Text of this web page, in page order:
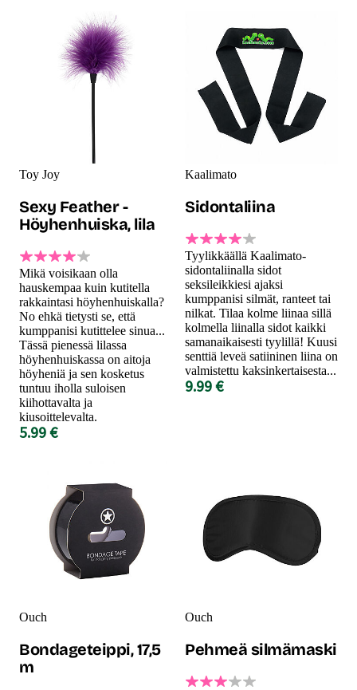
Toy Joy
Sexy Feather -
Höyhenhuiska, lila
Mikä voisikaan olla
hauskempaa kuin kutitella
rakkaintasi höyhenhuiskalla?
No ehkä tietysti se, että
kumppanisi kutittelee sinua...
Tässä pienessä lilassa
höyhenhuiskassa on aitoja
höyheniä ja sen kosketus
tuntuu iholla suloisen
kiihottavalta ja
kiusoittelevalta.
5.99 €
Kaalimato
Sidontaliina
Tyylikkäällä Kaalimato-
sidontaliinalla sidot
seksileikkiesi ajaksi
kumppanisi silmät, ranteet tai
nilkat. Tilaa kolme liinaa sillä
kolmella liinalla sidot kaikki
samanaikaisesti tyylillä! Kuusi
senttiä leveä satiininen liina on
valmistettu kaksinkertaisesta...
9.99 €
Ouch
Bondageteippi, 17,5
m
Ouch
Pehmeä silmämaski